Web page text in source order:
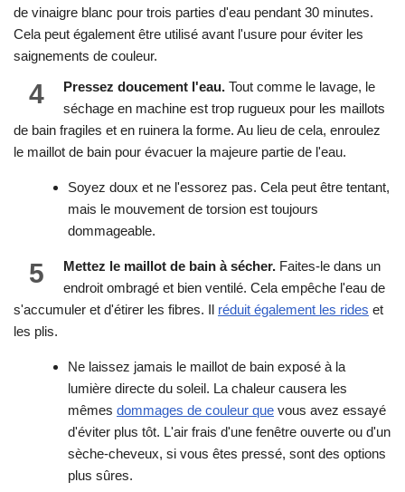
de vinaigre blanc pour trois parties d'eau pendant 30 minutes.
Cela peut également être utilisé avant l'usure pour éviter les
saignements de couleur.
4 Pressez doucement l'eau. Tout comme le lavage, le
séchage en machine est trop rugueux pour les maillots
de bain fragiles et en ruinera la forme. Au lieu de cela, enroulez
le maillot de bain pour évacuer la majeure partie de l'eau.
Soyez doux et ne l'essorez pas. Cela peut être tentant,
mais le mouvement de torsion est toujours
dommageable.
5 Mettez le maillot de bain à sécher. Faites-le dans un
endroit ombragé et bien ventilé. Cela empêche l'eau de
s'accumuler et d'étirer les fibres. Il réduit également les rides et
les plis.
Ne laissez jamais le maillot de bain exposé à la
lumière directe du soleil. La chaleur causera les
mêmes dommages de couleur que vous avez essayé
d'éviter plus tôt. L'air frais d'une fenêtre ouverte ou d'un
sèche-cheveux, si vous êtes pressé, sont des options
plus sûres.